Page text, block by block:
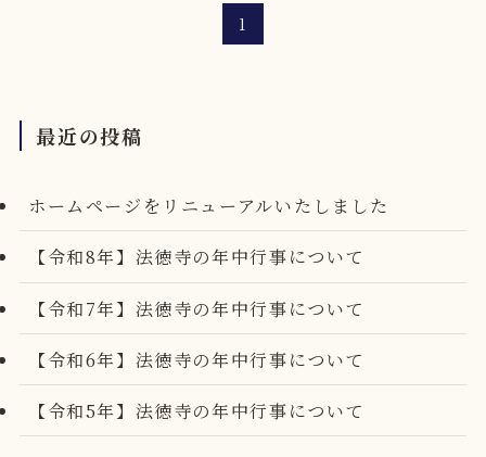
1
最近の投稿
ホームページをリニューアルいたしました
【令和8年】法徳寺の年中行事について
【令和7年】法徳寺の年中行事について
【令和6年】法徳寺の年中行事について
【令和5年】法徳寺の年中行事について